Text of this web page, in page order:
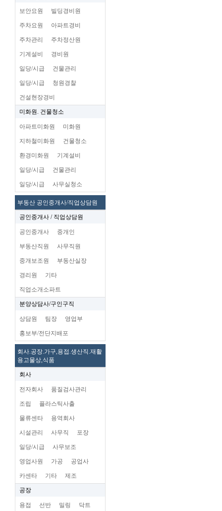
보안요원 빌딩경비원
주차요원 아파트경비
주차관리 주차정산원
기계설비 경비원
일당/시급 건물관리
일당/시급 청원경찰
건설현장경비
미화원. 건물청소
아파트미화원 미화원
지하철미화원 건물청소
환경미화원 기계설비
일당/시급 건물관리
일당/시급 사무실청소
부동산 공인중개사/직업상담원
공인중개사 / 직업상담원
공인중개사 중개인
부동산직원 사무직원
중개보조원 부동산실장
경리원 기타
직업소개소파트
분양상담사/구인구직
상담원 팀장 영업부
홍보부/전단지배포
회사.공장.가구,용접.생산직.재활
용고물상,식품
회사
전자회사 품질검사관리
조립 플라스틱사출
물류센타 용역회사
시설관리 사무직 포장
일당/시급 사무보조
영업사원 가공 공업사
카센타 기타 제조
공장
용접 선반 밀링 닥트